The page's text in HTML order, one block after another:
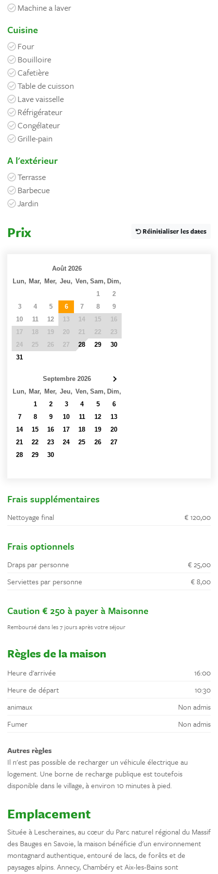
Machine a laver
Cuisine
Four
Bouilloire
Cafetière
Table de cuisson
Lave vaisselle
Réfrigérateur
Congélateur
Grille-pain
A l'extérieur
Terrasse
Barbecue
Jardin
Prix Réinitialiser les dates
Août 2026
Lun, Mar, Mer, Jeu, Ven, Sam, Dim,
1
2
3
4 5 6 7 8
9
10
11 12 13 14 15
16
17
18 19 20 21 22
23
24
25 26 27 28 29
30
31
Septembre 2026
Lun, Mar, Mer, Jeu, Ven, Sam, Dim,
1 2 3 4 5
6
7
8 9 10 11 12
13
14
15 16 17 18 19
20
21
22 23 24 25 26
27
28
29 30
Frais supplémentaires
Nettoyage final € 120,00
Frais optionnels
Draps par personne
€ 25,00
Serviettes par personne
€ 8,00
Caution € 250 à payer à Maisonne
Remboursé dans les 7 jours après votre séjour
Règles de la maison
Heure d'arrivée
16:00
Heure de départ
10:30
animaux
Non admis
Fumer
Non admis
Autres règles
Il n'est pas possible de recharger un véhicule électrique au
logement. Une borne de recharge publique est toutefois
disponible dans le village, à environ 10 minutes à pied.
Emplacement
Située à Lescheraines, au cœur du Parc naturel régional du Massif
des Bauges en Savoie, la maison bénéficie d'un environnement
montagnard authentique, entouré de lacs, de forêts et de
paysages alpins. Annecy, Chambéry et Aix-les-Bains sont